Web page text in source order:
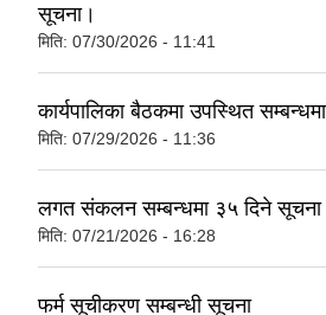
सूचना।
मिति: 07/30/2026 - 11:41
कार्यपालिका बैठकमा उपस्थित
मिति: 07/29/2026 - 11:36
लगत संकलन सम्बन्धमा ३५ दिने सूचना
मिति: 07/21/2026 - 16:28
फर्म सूचीकरण सम्बन्धी सूचना